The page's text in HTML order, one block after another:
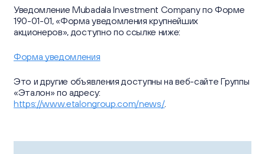
ir@etalongroup.com
Kaliningrad, Russia
Календарь инвестора
Частным инвесторам
Контакты для СМИ
Пресс-кит
Уведомление Mubadala Investment Company по Форме
190-01-01, «Форма уведомления крупнейших
акционеров», доступно по ссылке ниже:
Форма уведомления
Это и другие объявления доступны на веб-сайте Группы
«Эталон» по адресу:
https://www.etalongroup.com/news/.